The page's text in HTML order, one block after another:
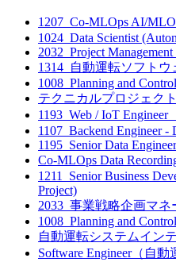
1207_Co-MLOps AI/
1024_Data Scientist
2032_Project
1314_自動運転ソフト
1008_Planning and
テクニカルプロジェク
1193_Web / IoT
1107_Backend Engineer -
1195_Senior Data
Co-MLOps Data
1211_Senior Business
Project)
2033_事業戦略企画マネ
1008_Planning and
自動運転システムイン
Software Engineer（自動